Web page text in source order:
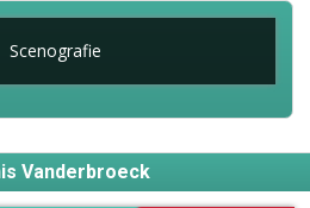
Scenografie
Vanderbroeck